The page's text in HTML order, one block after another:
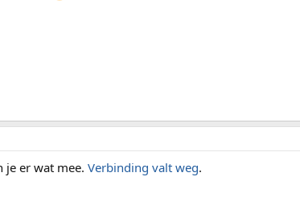
je er wat mee. Verbinding valt weg.